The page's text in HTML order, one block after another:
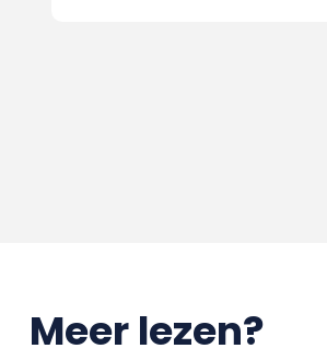
Meer lezen?